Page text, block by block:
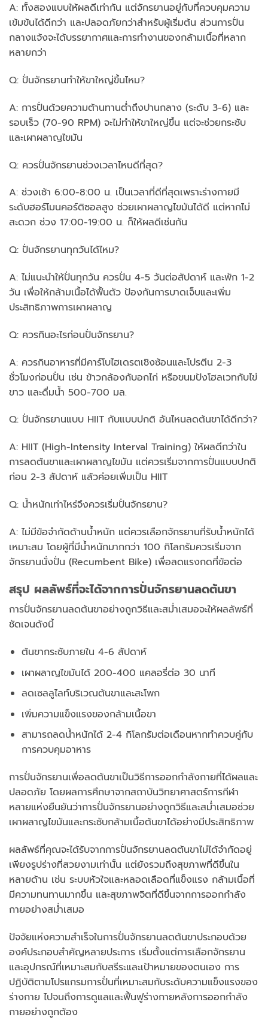
A: ทั้งสองแบบให้ผลดีเท่ากัน แต่จักรยานอยู่กับที่ควบคุมความ
เข้มข้นได้ดีกว่า และปลอดภัยกว่าสำหรับผู้เริ่มต้น ส่วนการปั่น
กลางแจ้งจะได้บรรยากาศและการทำงานของกล้ามเนื้อที่หลาก
หลายกว่า
Q: ปั่นจักรยานทำให้ขาใหญ่ขึ้นไหม?
A: การปั่นด้วยความต้านทานต่ำถึงปานกลาง (ระดับ 3-6) และ
รอบเร็ว (70-90 RPM) จะไม่ทำให้ขาใหญ่ขึ้น แต่จะช่วยกระชับ
และเผาผลาญไขมัน
Q: ควรปั่นจักรยานช่วงเวลาไหนดีที่สุด?
A: ช่วงเช้า 6:00-8:00 น. เป็นเวลาที่ดีที่สุดเพราะร่างกายมี
ระดับฮอร์โมนคอร์ติซอลสูง ช่วยเผาผลาญไขมันได้ดี แต่หากไม่
สะดวก ช่วง 17:00-19:00 น. ก็ให้ผลดีเช่นกัน
Q: ปั่นจักรยานทุกวันได้ไหม?
A: ไม่แนะนำให้ปั่นทุกวัน ควรปั่น 4-5 วันต่อสัปดาห์ และพัก 1-2
วัน เพื่อให้กล้ามเนื้อได้ฟื้นตัว ป้องกันการบาดเจ็บและเพิ่ม
ประสิทธิภาพการเผาผลาญ
Q: ควรกินอะไรก่อนปั่นจักรยาน?
A: ควรกินอาหารที่มีคาร์โบไฮเดรตเชิงซ้อนและโปรตีน 2-3
ชั่วโมงก่อนปั่น เช่น ข้าวกล้องกับอกไก่ หรือขนมปังโฮลเวทกับไข่
ขาว และดื่มน้ำ 500-700 มล.
Q: ปั่นจักรยานแบบ HIIT กับแบบปกติ อันไหนลดต้นขาได้ดีกว่า?
A: HIIT (High-Intensity Interval Training) ให้ผลดีกว่าใน
การลดต้นขาและเผาผลาญไขมัน แต่ควรเริ่มจากการปั่นแบบปกติ
ก่อน 2-3 สัปดาห์ แล้วค่อยเพิ่มเป็น HIIT
Q: น้ำหนักเท่าไหร่จึงควรเริ่มปั่นจักรยาน?
A: ไม่มีข้อจำกัดด้านน้ำหนัก แต่ควรเลือกจักรยานที่รับน้ำหนักได้
เหมาะสม โดยผู้ที่มีน้ำหนักมากกว่า 100 กิโลกรัมควรเริ่มจาก
จักรยานนั่งปั่น (Recumbent Bike) เพื่อลดแรงกดที่ข้อต่อ
สรุป ผลลัพธ์ที่จะได้จากการปั่นจักรยานลดต้นขา
การปั่นจักรยานลดต้นขาอย่างถูกวิธีและสม่ำเสมอจะให้ผลลัพธ์ที่
ชัดเจนดังนี้
ต้นขากระชับภายใน 4-6 สัปดาห์
เผาผลาญไขมันได้ 200-400 แคลอรี่ต่อ 30 นาที
ลดเซลลูไลท์บริเวณต้นขาและสะโพก
เพิ่มความแข็งแรงของกล้ามเนื้อขา
สามารถลดน้ำหนักได้ 2-4 กิโลกรัมต่อเดือนหากทำควบคู่กับ
การควบคุมอาหาร
การปั่นจักรยานเพื่อลดต้นขาเป็นวิธีการออกกำลังกายที่ได้ผลและ
ปลอดภัย โดยผลการศึกษาจากสถาบันวิทยาศาสตร์การกีฬา
หลายแห่งยืนยันว่าการปั่นจักรยานอย่างถูกวิธีและสม่ำเสมอช่วย
เผาผลาญไขมันและกระชับกล้ามเนื้อต้นขาได้อย่างมีประสิทธิภาพ
ผลลัพธ์ที่คุณจะได้รับจากการปั่นจักรยานลดต้นขาไม่ได้จำกัดอยู่
เพียงรูปร่างที่สวยงามเท่านั้น แต่ยังรวมถึงสุขภาพที่ดีขึ้นใน
หลายด้าน เช่น ระบบหัวใจและหลอดเลือดที่แข็งแรง กล้ามเนื้อที่
มีความทนทานมากขึ้น และสุขภาพจิตที่ดีขึ้นจากการออกกำลัง
กายอย่างสม่ำเสมอ
ปัจจัยแห่งความสำเร็จในการปั่นจักรยานลดต้นขาประกอบด้วย
องค์ประกอบสำคัญหลายประการ เริ่มตั้งแต่การเลือกจักรยาน
และอุปกรณ์ที่เหมาะสมกับสรีระและเป้าหมายของตนเอง การ
ปฏิบัติตามโปรแกรมการปั่นที่เหมาะสมกับระดับความแข็งแรงของ
ร่างกาย ไปจนถึงการดูแลและฟื้นฟูร่างกายหลังการออกกำลัง
กายอย่างถูกต้อง